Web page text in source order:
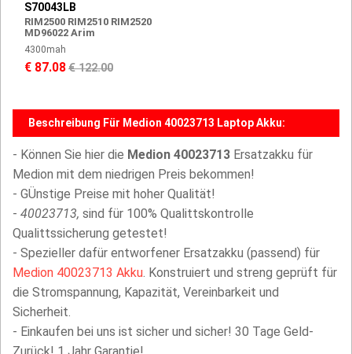
S70043LB
RIM2500 RIM2510 RIM2520
MD96022 Arim
4300mah
€ 87.08€ 122.00
Beschreibung Für Medion 40023713 Laptop Akku:
- Können Sie hier die Medion 40023713 Ersatzakku für
Medion mit dem niedrigen Preis bekommen!
- GÜnstige Preise mit hoher Qualität!
- 40023713, sind für 100% Qualittskontrolle
Qualittssicherung getestet!
- Spezieller dafür entworfener Ersatzakku (passend) für
Medion 40023713 Akku. Konstruiert und streng geprüft für
die Stromspannung, Kapazität, Vereinbarkeit und
Sicherheit.
- Einkaufen bei uns ist sicher und sicher! 30 Tage Geld-